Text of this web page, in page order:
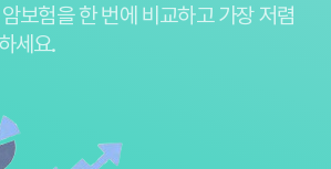
보험을한 번에 비교하고 가장 저렴
세요.